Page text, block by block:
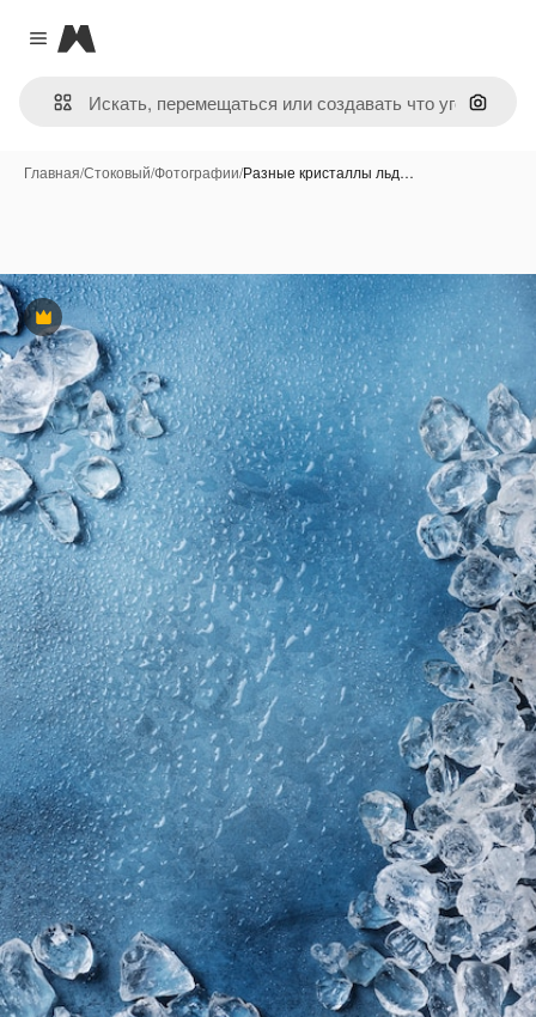
Close menu
Magnific
Поиск
Главная/Стоковый/Фотографии/Разные кристаллы льд…
Премиум